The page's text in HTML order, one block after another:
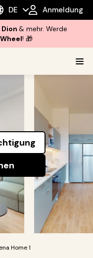
DE Anmeldung
& mehr. Werde
! 🎁
Home 1